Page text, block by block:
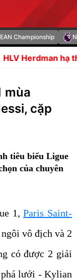
Championship
AFF Cup sau thất
mùa
cặp
tiêu biểu Ligue
của chuyên
1,Paris Saint-
vô địch và 2
có được 2 giải
phá lưới - Kylian